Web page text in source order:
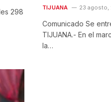
298
TIJUANA 23 agosto,
Comunicado Se
TIJUANA.- En el
la…